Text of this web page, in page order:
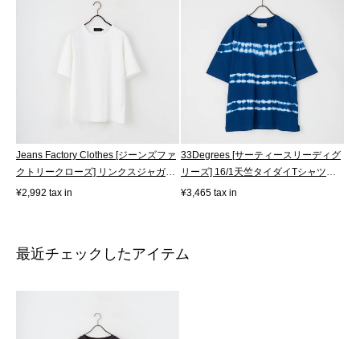
Jeans Factory Clothes [ジーンズファ
クトリークローズ] リンクスジャガ
ー...
¥2,992 tax in
33Degrees [サーティースリーディグ
リーズ] 16/1天竺タイダイTシャツ
[M261...
¥3,465 tax in
最近チェックしたアイテム